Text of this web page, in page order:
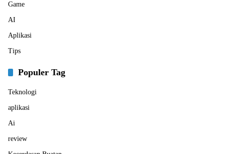
Game
AI
Aplikasi
Tips
Populer Tag
Teknologi
aplikasi
Ai
review